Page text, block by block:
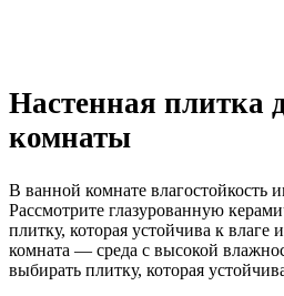
Настенная плитка
комнаты
В ванной комнате влагостойкость
Рассмотрите глазурованную
плитку, которая устойчива к влаге
комната — среда с высокой
выбирать плитку, которая